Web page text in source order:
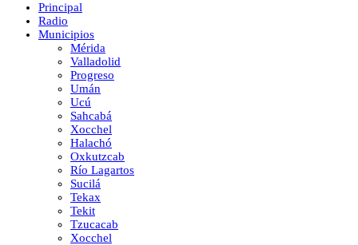
Principal
Radio
Municipios
Mérida
Valladolid
Progreso
Umán
Ucú
Sahcabá
Xocchel
Halachó
Oxkutzcab
Río Lagartos
Sucilá
Tekax
Tekit
Tzucacab
Xocchel